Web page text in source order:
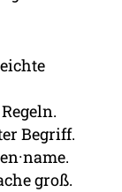
Begriff.
groß.